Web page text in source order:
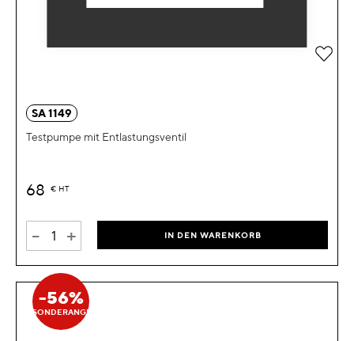
SA 1149
Testpumpe mit Entlastungsventil
68 € HT
- + IN DEN WARENKORB
Zur
-56%
SONDERANGEBOT